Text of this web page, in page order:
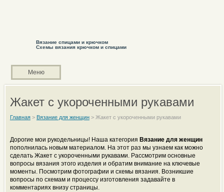
Вязание спицами и крючком
Схемы вязания крючком и спицами
Меню
Жакет с укороченными рукавами
Главная> Вязание для женщин> Жакет с укороченными рукавами
Дорогие мои рукодельницы! Наша категория Вязание для женщин
пополнилась новым материалом. На этот раз мы узнаем как можно
сделать Жакет с укороченными рукавами. Рассмотрим основные
вопросы вязания этого изделия и обратим внимание на ключевые
моменты. Посмотрим фотографии и схемы вязания. Возникшие
вопросы по схемам и процессу изготовления задавайте в
комментариях внизу страницы.